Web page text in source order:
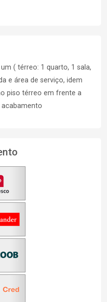
( térreo: 1 quarto, 1 sala,
e área de serviço, idem
piso térreo em frente a